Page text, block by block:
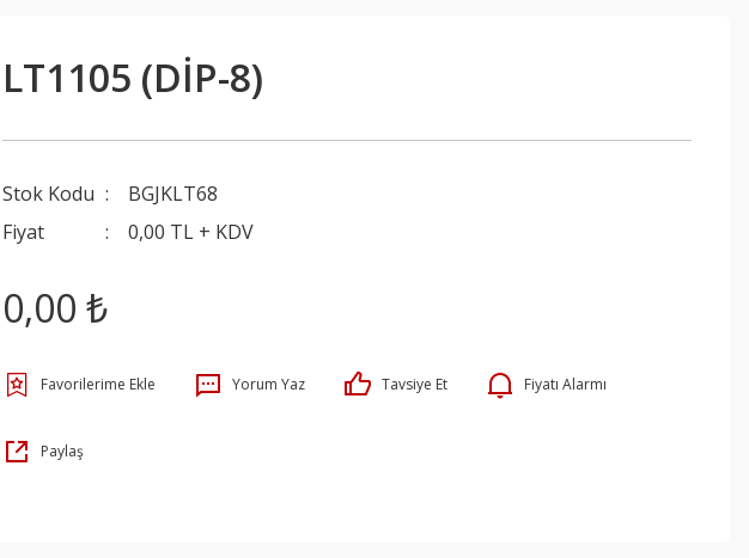
LT1105 (DİP-8)
Stok Kodu
BGJKLT68
Fiyat
0,00 TL + KDV
0,00 ₺
Yorum Yaz Tavsiye Et Fiyatı Alarmı
Paylaş